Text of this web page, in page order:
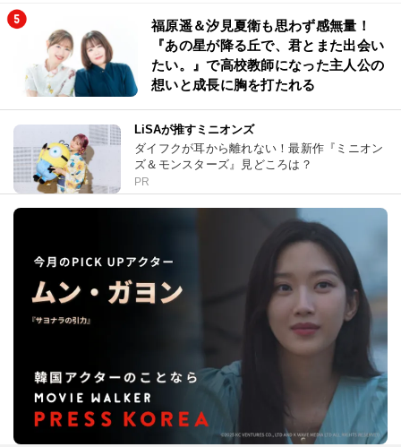
福原遥＆汐見夏衛も思わず感無量！
『あの星が降る丘で、君とまた出会い
たい。』で高校教師になった主人公の
想いと成長に胸を打たれる
LiSAが推すミニオンズ
ダイフクが耳から離れない！最新作『ミニオン
ズ＆モンスターズ』見どころは？
PR